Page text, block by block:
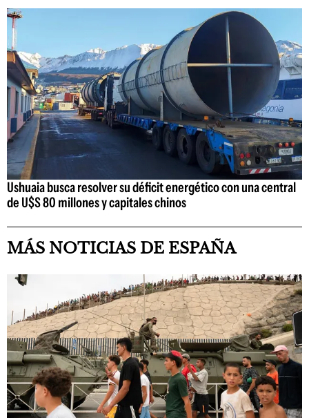
Ushuaia busca resolver su déficit energético con una central
de U$S 80 millones y capitales chinos
MÁS NOTICIAS DE ESPAÑA